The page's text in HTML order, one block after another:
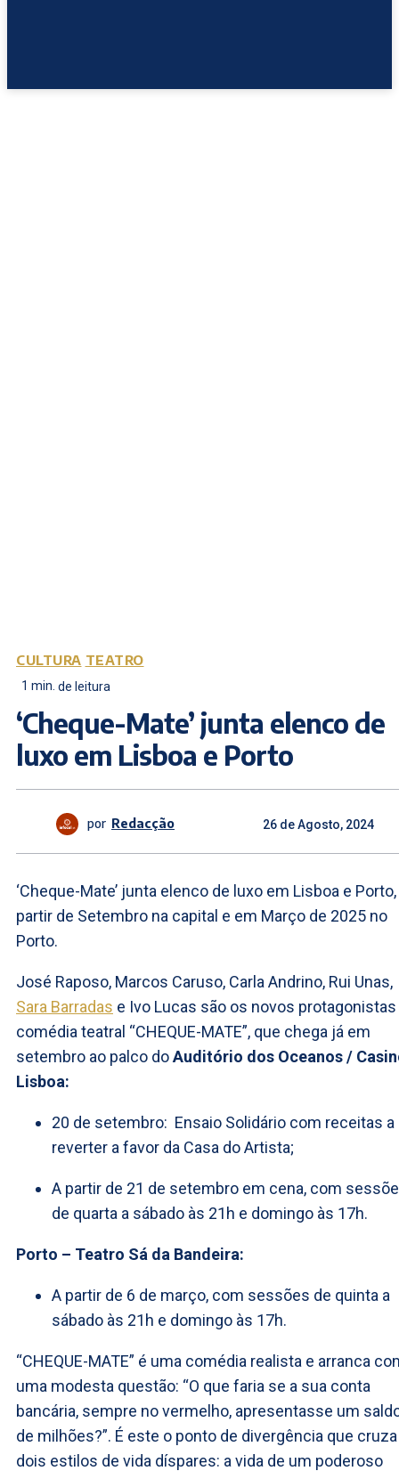
CULTURA TEATRO
1 min. de leitura
‘Cheque-Mate’ junta elenco de
luxo em Lisboa e Porto
por Redacção 26 de Agosto, 2024
‘Cheque-Mate’ junta elenco de luxo em Lisboa e Porto,
partir de Setembro na capital e em Março de 2025 no
Porto.
José Raposo, Marcos Caruso, Carla Andrino, Rui Unas,
Sara Barradas e Ivo Lucas são os novos protagonistas
comédia teatral “CHEQUE-MATE”, que chega já em
setembro ao palco doAuditório dos Oceanos /
Lisboa:
20 de setembro: Ensaio Solidário com receitas a
reverter a favor da Casa do Artista;
A partir de 21 de setembro em cena, com
de quarta a sábado às 21h e domingo às 17h.
Porto – Teatro Sá da Bandeira:
A partir de 6 de março, com sessões de quinta a
sábado às 21h e domingo às 17h.
“CHEQUE-MATE” é uma comédia realista e arranca
uma modesta questão: “O que faria se a sua conta
bancária, sempre no vermelho, apresentasse um
de milhões?”. É este o ponto de divergência que cruza
dois estilos de vida díspares: a vida de um poderoso